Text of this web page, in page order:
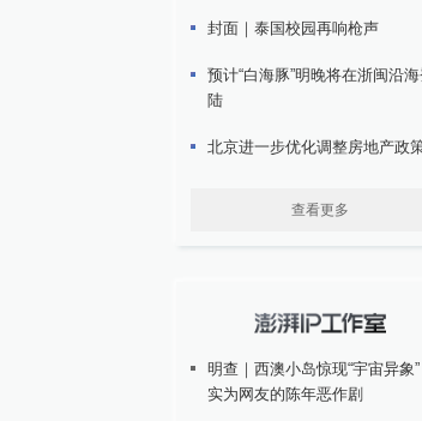
封面｜泰国校园再响枪声
预计“白海豚”明晚将在浙闽沿
陆
北京进一步优化调整房地产政
查看更多
明查｜西澳小岛惊现“宇宙异象”
实为网友的陈年恶作剧